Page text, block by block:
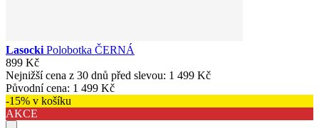
Lasocki Polobotka ČERNÁ
899 Kč
Nejnižší cena z 30 dnů před slevou: 1 499 Kč
Původní cena: 1 499 Kč
-15% v košíku
AKCE